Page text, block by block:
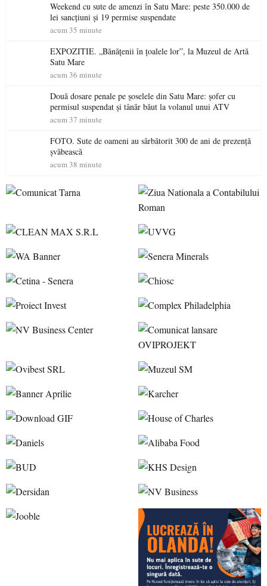
Weekend cu sute de amenzi în Satu Mare: peste 350.000 de
lei sancțiuni și 19 permise suspendate
acum 35 minute
EXPOZITIE. „Bănățenii în țoalele lor”, la Muzeul de Artă
Satu Mare
acum 36 minute
Două dosare penale pe șoselele din Satu Mare: șofer cu
permisul suspendat și tânăr băut la volanul unui ATV
acum 37 minute
FOTO. Sute de oameni au sărbătorit 300 de ani de prezență
șvăbească
acum 38 minute